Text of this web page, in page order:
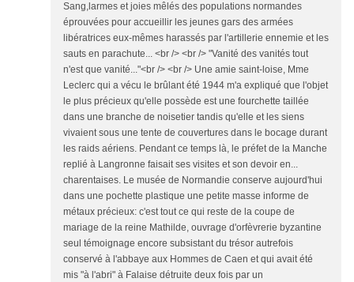
Sang,larmes et joies mêlés des populations normandes
éprouvées pour accueillir les jeunes gars des armées
libératrices eux-mêmes harassés par l'artillerie ennemie et les
sauts en parachute... <br /> <br /> "Vanité des vanités tout
n'est que vanité..."<br /> <br /> Une amie saint-loise, Mme
Leclerc qui a vécu le brûlant été 1944 m'a expliqué que l'objet
le plus précieux qu'elle possède est une fourchette taillée
dans une branche de noisetier tandis qu'elle et les siens
vivaient sous une tente de couvertures dans le bocage durant
les raids aériens. Pendant ce temps là, le préfet de la Manche
replié à Langronne faisait ses visites et son devoir en...
charentaises. Le musée de Normandie conserve aujourd'hui
dans une pochette plastique une petite masse informe de
métaux précieux: c'est tout ce qui reste de la coupe de
mariage de la reine Mathilde, ouvrage d'orfèvrerie byzantine
seul témoignage encore subsistant du trésor autrefois
conservé à l'abbaye aux Hommes de Caen et qui avait été
mis "à l'abri" à Falaise détruite deux fois par un